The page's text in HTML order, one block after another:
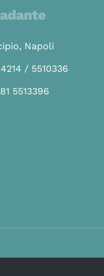
Napoli
/ 5510336
5513396